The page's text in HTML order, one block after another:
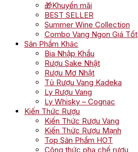
🎁Khuyến mãi
BEST SELLER
Summer Wine Collection
Combo Vang Ngon Giá Tốt
Sản Phẩm Khác
Bia Nhập Khẩu
Rượu Sake Nhật
Rượu Mơ Nhật
Tủ Rượu Vang Kadeka
Ly Rượu Vang
Ly Whisky – Cognac
Kiến Thức Rượu
Kiến Thức Rượu Vang
Kiến Thức Rượu Mạnh
Top Sản Phẩm HOT
Công thức pha chế rượu